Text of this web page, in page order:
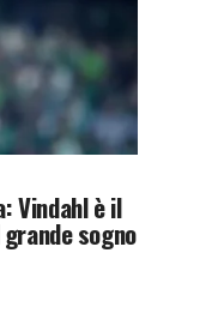
Vindahl è il
sogno